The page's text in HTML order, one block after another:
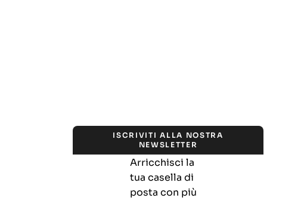
ISCRIVITI ALLA NOSTRA
NEWSLETTER
Arricchisci la
tua casella di
posta con più